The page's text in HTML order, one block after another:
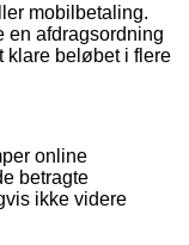
mobilbetaling.
en afdragsordning
klare beløbet i flere
online
betragte
ikke videre